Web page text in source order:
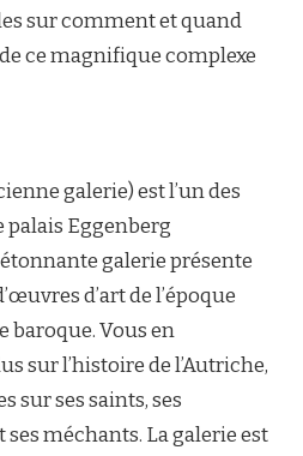
sur comment et quand
ce magnifique complexe
galerie) est l’un des
palais Eggenberg
galerie présente
d’art de l’époque
baroque. Vous en
sur l’histoire de l’Autriche,
sur ses saints, ses
ses méchants. La galerie est